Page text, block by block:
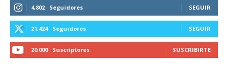
4,802 Seguidores SEGUIR
21,424 Seguidores SEGUIR
20,000 Suscriptores SUSCRIBIRTE